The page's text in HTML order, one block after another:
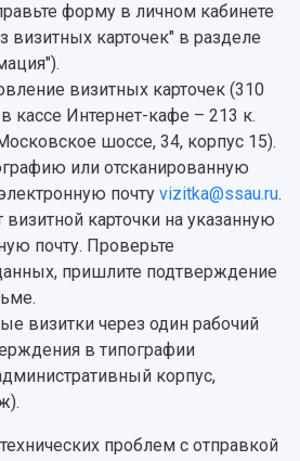
совет
совет
университет"
проект "Одержимы
образование
программы
состав
граждан на
ведущие научные коллективы
советы
кадров
должностей научных
совет
и темы
подразделения
управления научно-
форму в личном кабинете
визитных карточек" в разделе
визитных карточек (310
кассе Интернет-кафе – 213 к.
шоссе, 34, корпус 15).
или отсканированную
почту vizitka@ssau.ru.
визитной карточки на указанную
почту. Проверьте
пришлите подтверждение
визитки через один рабочий
в типографии
корпус,
проблем с отправкой